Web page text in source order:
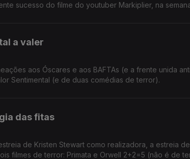
sucesso do filme do youtuber Markiplier, na
a valer
aos Óscares e aos BAFTAs (e a frente unida
Sentimental (e de duas comédias de terror).
das fitas
de Kristen Stewart como realizadora, a estreia
filmes de terror: Primata e Orwell 2+2=5 (não é de